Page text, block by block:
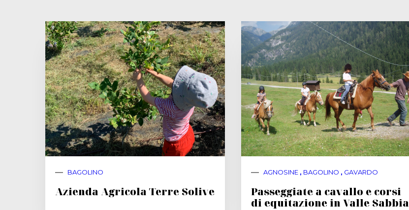
BAGOLINO
Azienda Agricola Terre Solive
AGNOSINE , BAGOLINO , GAVARDO
Passeggiate a cavallo e corsi
di equitazione in Valle Sabbia